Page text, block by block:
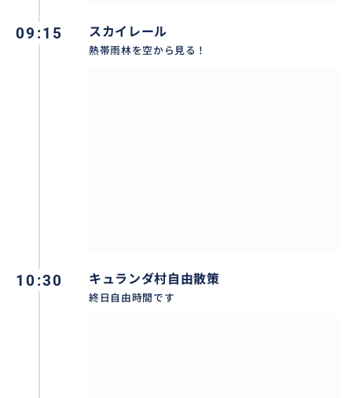
ラインで安心&安全の24時間日本語対応
09:15 スカイレール
熱帯雨林を空から見る！
10:30 キュランダ村自由散策
終日自由時間です